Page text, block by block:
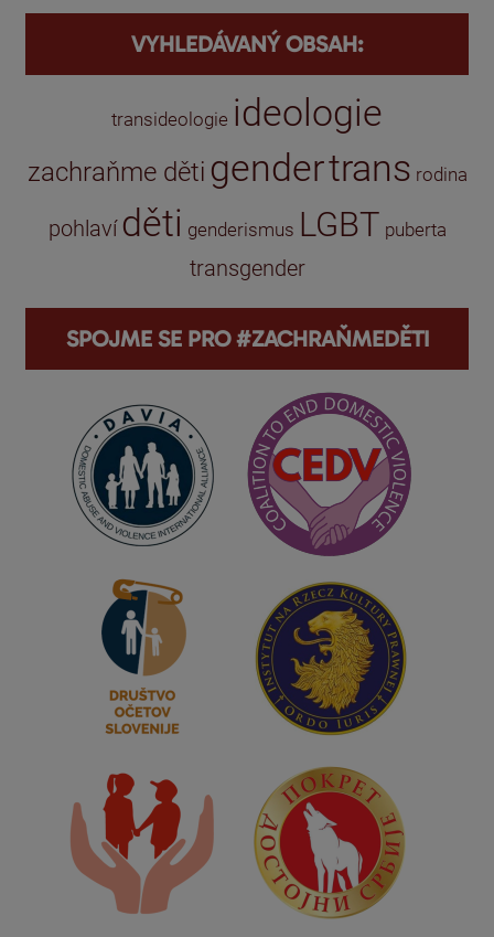
VYHLEDÁVANÝ OBSAH:
transideologie ideologie
zachraňme děti gendertrans rodina
pohlaví děti genderismus LGBT puberta
transgender
SPOJME SE PRO #ZACHRAŇMEDĚTI